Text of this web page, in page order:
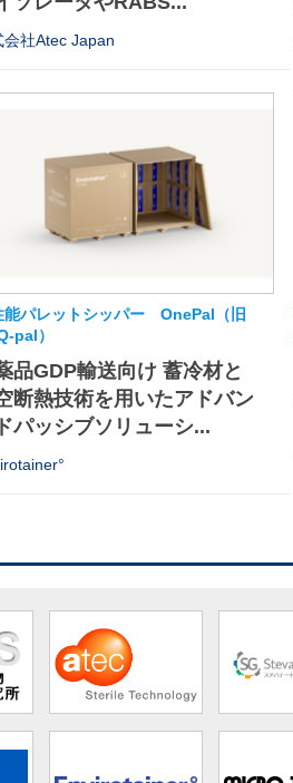
会社Atec Japan
能パレットシッパー OnePal（旧
pal）
品GDP輸送向け 蓄冷材と
断熱技術を用いたアドバン
パッシブソリューシ...